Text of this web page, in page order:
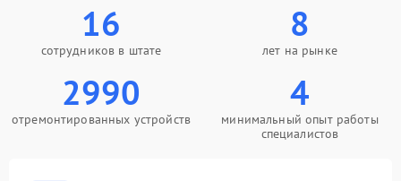
16
сотрудников в штате
8
лет на рынке
2990
отремонтированных устройств
4
минимальный опыт работы
специалистов